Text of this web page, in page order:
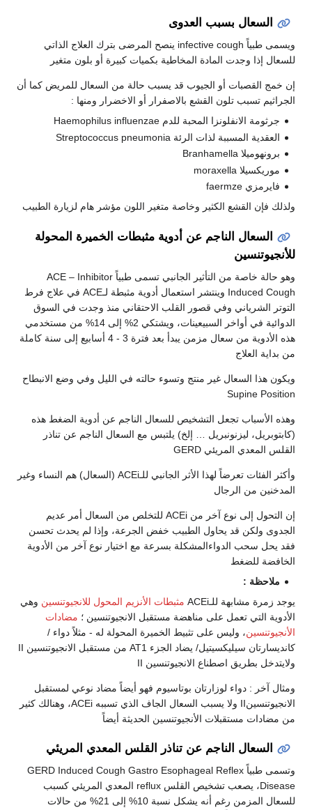
السعال بسبب العدوى
ويسمى طبياً infective cough ينصح المرضى بترك العلاج الذاتي
للسعال إذا وجدت المادة المخاطية بكميات كبيرة أو بلون متغير
إن خمج القصبات أو الجيوب قد يسبب حالة من السعال للمريض كما أن
الجراثيم تسبب تلون القشع بالاصفرار أو الاخضرار ومنها :
جرثومة الانفلونزا المحبة للدم Haemophilus influenzae
العقدية المسببة لذات الرئة Streptococcus pneumonia
برونهوميلا Branhamella
موريكسيلا moraxella
فايرمزي faermze
ولذلك فإن القشع الكثير وخاصة متغير اللون مؤشر هام لزيارة الطبيب
السعال الناجم عن أدوية مثبطات الخميرة المحولة
للأنجيوتنسين
وهو حالة خاصة من التأثير الجانبي تسمى طبياً ACE – Inhibitor
Induced Cough وينتشر استعمال أدوية مثبطة لـACE في علاج فرط
التوتر الشرياني وفي قصور القلب الاحتقاني منذ وجدت في السوق
الدوائية في أواخر السبيعينات، ويشتكي 2% إلى 14% من مستخدمي
هذه الأدوية من سعال مزمن يبدأ بعد فترة 3 - 4 أسابيع إلى سنة كاملة
من بداية العلاج
ويكون هذا السعال غير منتج وتسوء حالته في الليل وفي وضع الانبطاح
Supine Position
وهذه الأسباب تجعل التشخيص للسعال الناجم عن أدوية الضغط هذه
(كابتوبريل، ليزنونبريل … إلخ) يلتبس مع السعال الناجم عن تناذر
القلس المعدي المريئي GERD
وأكثر الفئات تعرضاً لهذا الأثر الجانبي للـACEi (السعال) هم النساء وغير
المدخنين من الرجال
إن التحول إلى نوع آخر من ACEi للتخلص من السعال أمر عديم
الجدوى ولكن قد يحاول الطبيب خفض الجرعة، وإذا لم يحدث تحسن
فقد يحل سحب الدواءالمشكلة بسرعة مع اختيار نوع آخر من الأدوية
الخافضة للضغط
ملاحظة :
يوجد زمرة مشابهة للـACEi
مثبطات الأنزيم المحول للانجيوتنسين وهي
الأدوية التي تعمل على مناهضة مستقبل الانجيوتنسين ؛ مضادات
الأنجيوتنسين، وليس على تثبيط الخميرة المحولة له - مثلاً دواء /
كانديسارتان سيليكسيتيل/ يضاد الجزء AT1 من مستقبل الانجيوتنسين II
ولايتدخل بطريق اصطناع الانجيوتنسين II
ومثال آخر : دواء لوزارتان بوتاسيوم فهو أيضاً مضاد نوعي لمستقبل
الانجيوتنسينII ولا يسبب السعال الجاف الذي تسببه ACEi، وهنالك كثير
من مضادات مستقبلات الأنجيوتنسين الحديثة أيضاً
السعال الناجم عن تناذر القلس المعدي المريئي
وتسمى طبياً GERD Induced Cough Gastro Esophageal Reflex
Disease، يصعب تشخيص القلس reflux المعدي المريئي كسبب
للسعال المزمن رغم أنه يشكل نسبة 10% إلى 21% من حالات